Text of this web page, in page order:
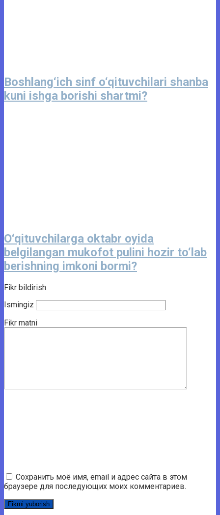
Boshlang‘ich sinf o‘qituvchilari shanba
kuni ishga borishi shartmi?
O‘qituvchilarga oktabr oyida
belgilangan mukofot pulini hozir to‘lab
berishning imkoni bormi?
Fikr bildirish
Ismingiz
Fikr matni
Сохранить моё имя, email и адрес сайта в этом
браузере для последующих моих комментариев.